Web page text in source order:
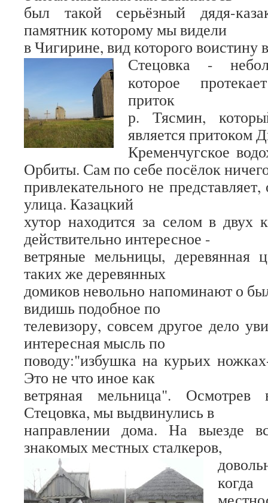
был такой серьёзный дядя-
памятник которому мы видели
в Чигирине, вид которого воистину
Стецовка -
которое
приток
р. Тясмин,
является притоком
Кременчугское
Орбиты. Сам по себе посёлок
привлекательного не
улица. Казацкий
хутор находится за селом в двух
действительно интересное -
ветряные мельницы, деревянная
таких же деревянных
домиков невольно напоминают о
видишь подобное по
телевизору, совсем другое дело
интересная мысль по
поводу:"избушка на курьих
Это не что иное как
ветряная мельница". Осмотрев
Стецовка, мы выдвинулись в
направлении дома. На выезде
знакомых местных сталкеров,